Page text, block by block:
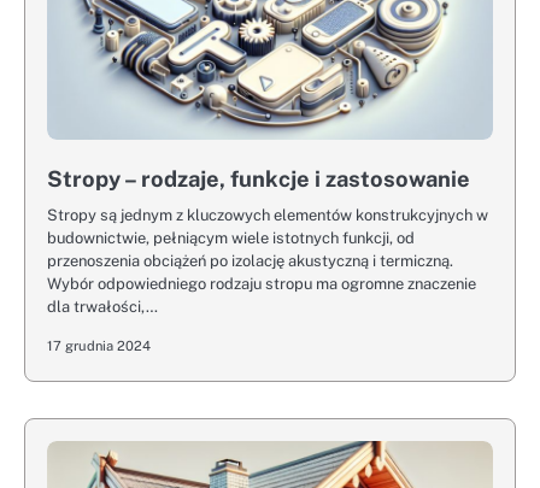
Stropy – rodzaje, funkcje i zastosowanie
Stropy są jednym z kluczowych elementów konstrukcyjnych w
budownictwie, pełniącym wiele istotnych funkcji, od
przenoszenia obciążeń po izolację akustyczną i termiczną.
Wybór odpowiedniego rodzaju stropu ma ogromne znaczenie
dla trwałości,…
17 grudnia 2024